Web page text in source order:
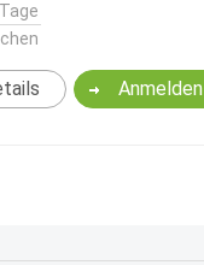
Anmelden